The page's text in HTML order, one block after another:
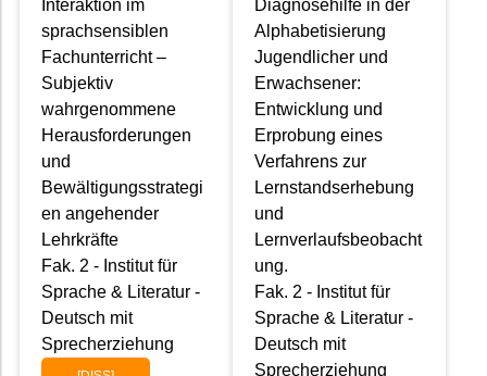
Interaktion im
sprachsensiblen
Fachunterricht –
Subjektiv
wahrgenommene
Herausforderungen
und
Bewältigungsstrategi
en angehender
Lehrkräfte
Fak. 2 - Institut für
Sprache & Literatur -
Deutsch mit
Sprecherziehung
Diagnosehilfe in der
Alphabetisierung
Jugendlicher und
Erwachsener:
Entwicklung und
Erprobung eines
Verfahrens zur
Lernstandserhebung
und
Lernverlaufsbeobacht
ung.
Fak. 2 - Institut für
Sprache & Literatur -
Deutsch mit
Sprecherziehung